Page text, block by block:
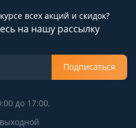
всех акций и скидок?
на нашу рассылку
Подписаться
до 17:00,